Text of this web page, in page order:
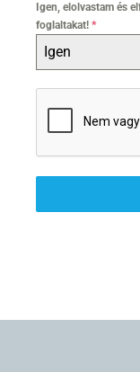
Igen, elolvastam és
foglaltakat! *
Igen